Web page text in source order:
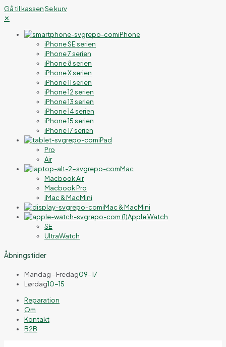
Gå til kassenSe kurv
✕
iPhone
iPhone SE serien
iPhone 7 serien
iPhone 8 serien
iPhone X serien
iPhone 11 serien
iPhone 12 serien
iPhone 13 serien
iPhone 14 serien
iPhone 15 serien
iPhone 17 serien
iPad
Pro
Air
Mac
Macbook Air
Macbook Pro
iMac & MacMini
iMac & MacMini
Apple Watch
SE
UltraWatch
Åbningstider
Mandag - Fredag09-17
Lørdag10-15
Reparation
Om
Kontakt
B2B